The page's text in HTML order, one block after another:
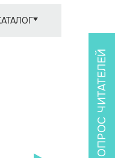
ОПРОС ЧИТАТЕЛЕЙ